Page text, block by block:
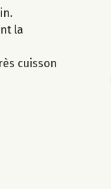
la
cuisson